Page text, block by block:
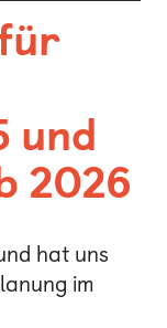
und
2026
hat uns
im